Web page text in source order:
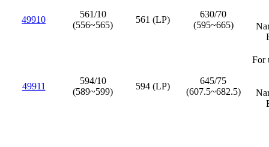
49910
561/10
(556~565)
561 (LP)
630/70
(595~665)
49911
594/10
(589~599)
594 (LP)
645/75
(607.5~682.5)
For